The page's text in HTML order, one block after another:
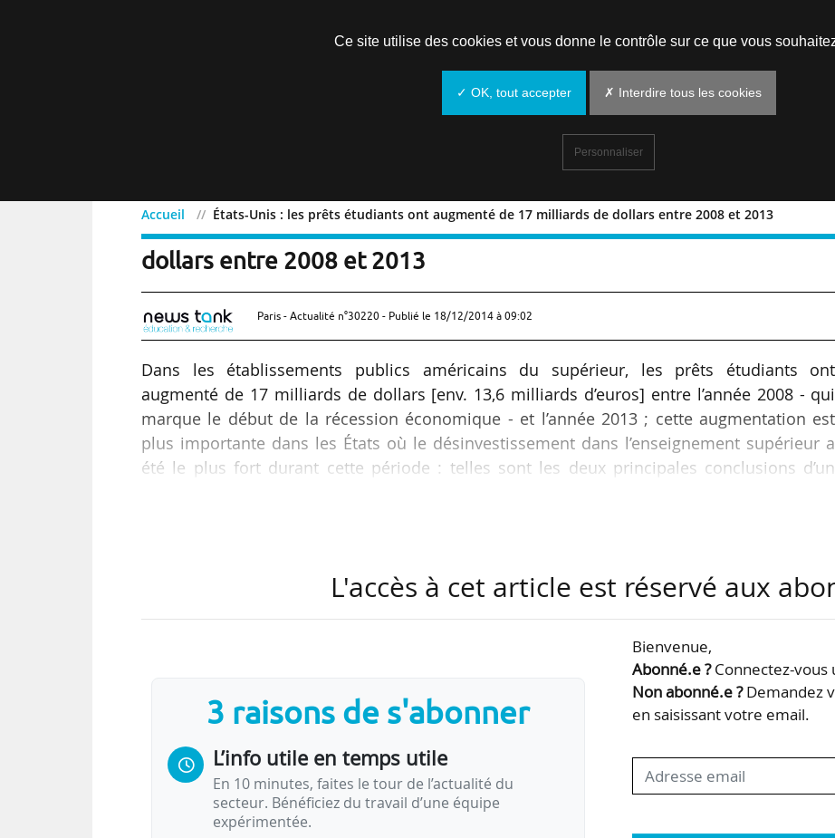
Accueil États-Unis : les prêts étudiants ont augmenté de 17 milliards de dollars entre 2008 et 2013
États-Unis : les prêts étudiants ont augmenté de 17 milliards de
dollars entre 2008 et 2013
Paris - Actualité n°30220 - Publié le 18/12/2014 à 09:02
Dans les établissements publics américains du supérieur, les prêts étudiants ont
augmenté de 17 milliards de dollars [env. 13,6 milliards d’euros] entre l’année 2008 - qui
marque le début de la récession économique - et l’année 2013 ; cette augmentation est
plus importante dans les États où le désinvestissement dans l’enseignement supérieur a
été le plus fort durant cette période : telles sont les deux principales conclusions d’un
er
un prêt fédéral étudiant ; quatre ans plus tard, ce chiffre s’élève à 30 %.
L'accès à cet article est réservé aux
3 raisons de s'abonner
L’info utile en temps utile
En 10 minutes, faites le tour de l’actualité du
secteur. Bénéficiez du travail d’une équipe
expérimentée.
Bienvenue,
Abonné.e ?Connectez-vous
Non abonné.e ?Demandez
en saisissant votre email.
Ce site utilise des cookies et vous donne le contrôle sur ce que vous
✓ OK, tout accepter ✗ Interdire tous les cookies
Personnaliser